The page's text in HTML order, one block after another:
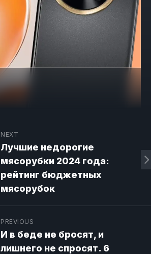
NEXT
Лучшие недорогие
мясорубки 2024 года:
рейтинг бюджетных
мясорубок
PREVIOUS
И в беде не бросят, и
лишнего не спросят. 6